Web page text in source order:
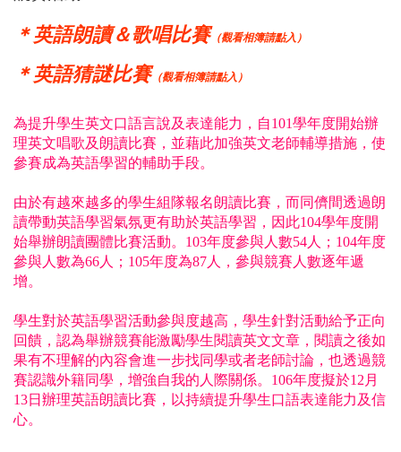
＊英語朗讀＆歌唱比賽（觀看相簿請點入）
＊英語猜謎比賽（觀看相簿請點入）
為提升學生英文口語言說及表達能力，自101學年度開始辦
理英文唱歌及朗讀比賽，並藉此加強英文老師輔導措施，使
參賽成為英語學習的輔助手段。
由於有越來越多的學生組隊報名朗讀比賽，而同儕間透過朗
讀帶動英語學習氣氛更有助於英語學習，因此104學年度開
始舉辦朗讀團體比賽活動。103年度參與人數54人；104年度
參與人數為66人；105年度為87人，參與競賽人數逐年遞
增。
學生對於英語學習活動參與度越高，學生針對活動給予正向
回饋，認為舉辦競賽能激勵學生閱讀英文文章，閱讀之後如
果有不理解的內容會進一步找同學或者老師討論，也透過競
賽認識外籍同學，增強自我的人際關係。106年度擬於12月
13日辦理英語朗讀比賽，以持續提升學生口語表達能力及信
心。